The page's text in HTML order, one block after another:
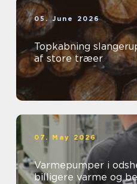
05. June 2026
Topkabning slangerup sikker
af store træer
07. May 2026
Varmepumper i
billigere varme og